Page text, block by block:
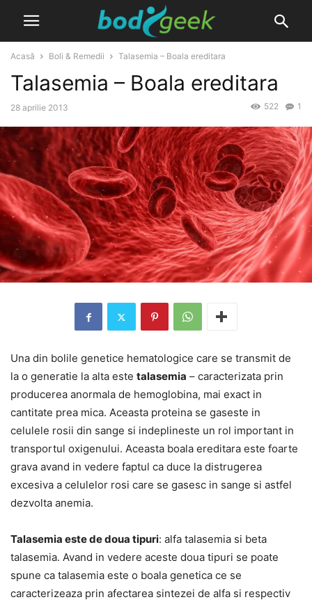
Acasă Boli & Remedii Talasemia – Boala ereditara
Talasemia – Boala ereditara
28 aprilie 2013 1
522
Una din bolile genetice hematologice care se transmit de
la o generatie la alta este talasemia – caracterizata prin
producerea anormala de hemoglobina, mai exact in
cantitate prea mica. Aceasta proteina se gaseste in
celulele rosii din sange si indeplineste un rol important in
transportul oxigenului. Aceasta boala ereditara este foarte
grava avand in vedere faptul ca duce la distrugerea
excesiva a celulelor rosi care se gasesc in sange si astfel
dezvolta anemia.
Talasemia este de doua tipuri: alfa talasemia si beta
talasemia. Avand in vedere aceste doua tipuri se poate
spune ca talasemia este o boala genetica ce se
caracterizeaza prin afectarea sintezei de alfa si respectiv